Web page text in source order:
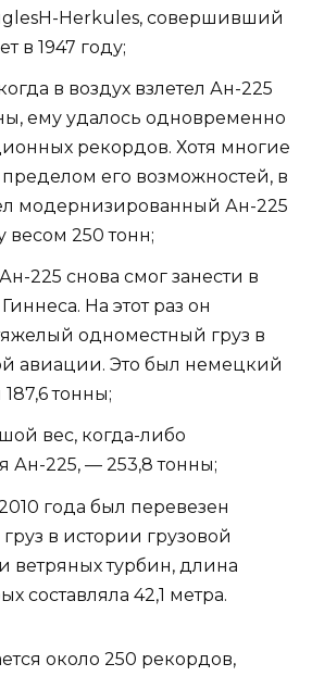
Herkules, совершивший
в 1947 году;
в воздух взлетел Ан-225
ему удалось одновременно
рекордов. Хотя многие
пределом его возможностей, в
модернизированный Ан-225
весом 250 тонн;
225 снова смог занести в
На этот раз он
одноместный груз в
авиации. Это был немецкий
тонны;
вес, когда-либо
Ан-225, — 253,8 тонны;
года был перевезен
в истории грузовой
ветряных турбин, длина
составляла 42,1 метра.
около 250 рекордов,